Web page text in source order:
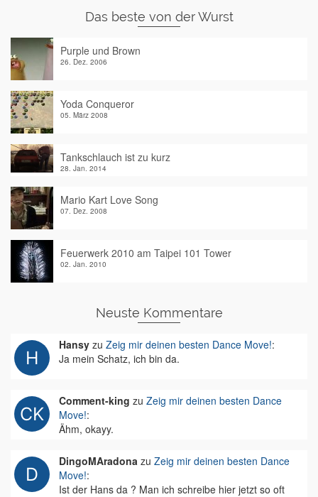
Das beste von der Wurst
Purple und Brown
26. Dez. 2006
Yoda Conqueror
05. März 2008
Tankschlauch ist zu kurz
28. Jan. 2014
Mario Kart Love Song
07. Dez. 2008
Feuerwerk 2010 am Taipei 101 Tower
02. Jan. 2010
Neuste Kommentare
Hansy zu Zeig mir deinen besten Dance Move!:
Ja mein Schatz, ich bin da.
Comment-king zu Zeig mir deinen besten Dance
Move!:
Ähm, okayy.
DingoMAradona zu Zeig mir deinen besten Dance
Move!:
Ist der Hans da ? Man ich schreibe hier jetzt so oft